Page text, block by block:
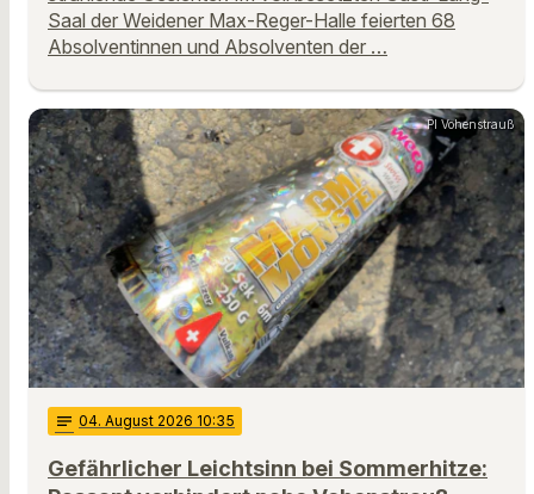
Saal der Weidener Max-Reger-Halle feierten 68
Absolventinnen und Absolventen der …
PI Vohenstrauß
notes 04. August 2026 10:35
Gefährlicher Leichtsinn bei Sommerhitze: